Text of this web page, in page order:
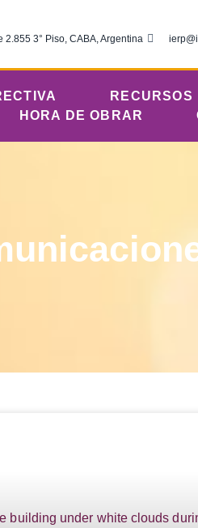
2.855 3° Piso, CABA, Argentina
RECURSOS
HORA DE OBRAR